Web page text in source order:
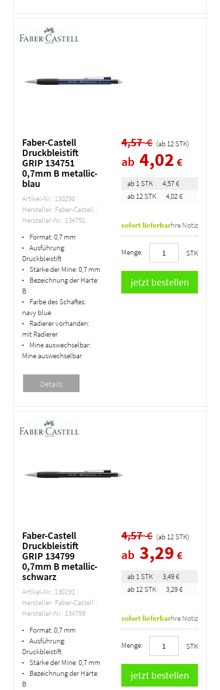
Faber-Castell
Druckbleistift
GRIP 134751
0,7mm B metallic-
blau
Artikel-Nr.: 130290
Hersteller: Faber-Castell
Hersteller-Nr.: 134751
• Format:0,7 mm
•
Ausführung:
Druckbleistift
• Stärke der Mine:0,7 mm
•
Bezeichnung der Härte:
B
•
Farbe des Schaftes:
navy blue
•
Radierer vorhanden:
mit Radierer
•
Mine auswechselbar:
Mine auswechselbar
4,57€ (ab 12 STK)
ab 4,02 €
ab 1 STK
4,57 €
ab 12 STK
4,02 €
sofort lieferbarIhre Notiz
Menge: STK
Faber-Castell
Druckbleistift
GRIP 134799
0,7mm B metallic-
schwarz
Artikel-Nr.: 130291
Hersteller: Faber-Castell
Hersteller-Nr.: 134799
• Format:0,7 mm
•
Ausführung:
Druckbleistift
• Stärke der Mine:0,7 mm
•
Bezeichnung der Härte:
B
4,57€ (ab 12 STK)
ab 3,29 €
ab 1 STK
3,49 €
ab 12 STK
3,29 €
sofort lieferbarIhre Notiz
Menge: STK